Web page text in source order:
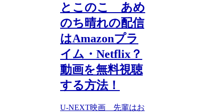
とこのこ あめ
のち晴れの配信
はAmazonプラ
イム・Netflix？
動画を無料視聴
する方法！
U-NEXT映画 先輩はお